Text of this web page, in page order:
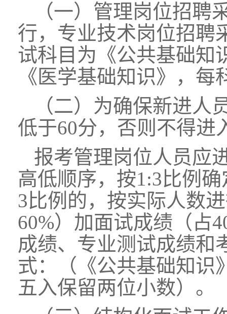
（一）管理岗位招
行，专业技术岗位招聘
试科目为《公共基础知
《医学基础知识》，
（二）为确保新进
低于60分，否则不得进
报考管理岗位人员应
高低顺序，按1:3比例
3比例的，按实际人数
60%）加面试成绩（占
成绩、专业测试成绩和
式：（《公共基础知识
五入保留两位小数）。